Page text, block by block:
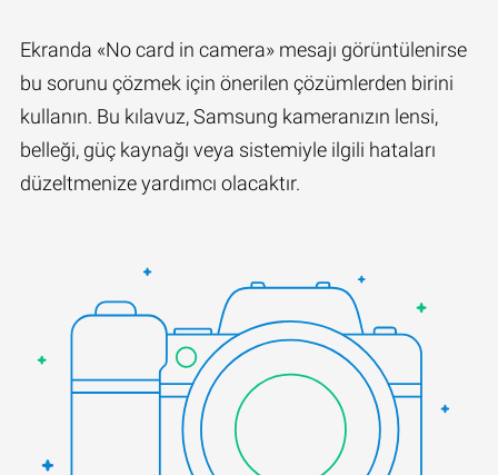
Ekranda «No card in camera» mesajı görüntülenirse
bu sorunu çözmek için önerilen çözümlerden birini
kullanın. Bu kılavuz, Samsung kameranızın lensi,
belleği, güç kaynağı veya sistemiyle ilgili hataları
düzeltmenize yardımcı olacaktır.